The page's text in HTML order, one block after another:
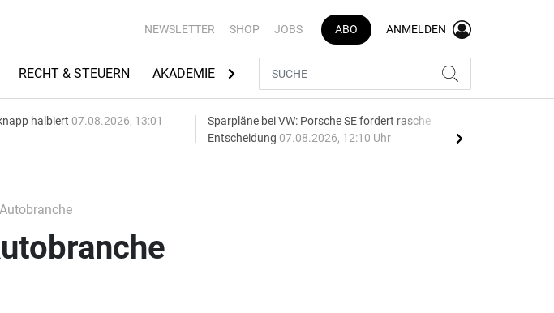
NEWSLETTER SHOP JOBS ABO ANMELDEN
RECHT & STEUERN AKADEMIE AUTOMARKEN
halbiert 07.08.2026, 13:01
Sparpläne bei VW: Porsche SE fordert rasche
Entscheidung 07.08.2026, 12:10 Uhr